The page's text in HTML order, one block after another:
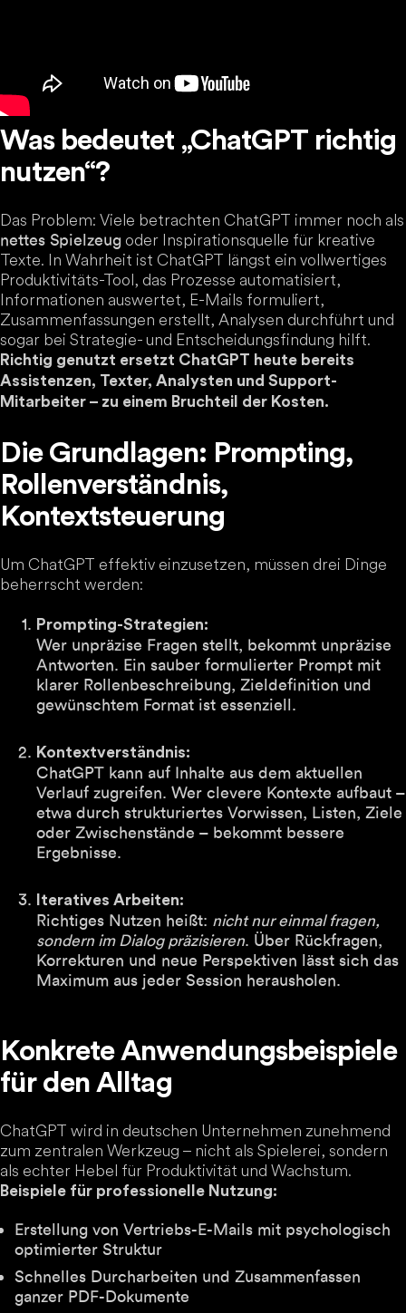
Was bedeutet „ChatGPT richtig
nutzen“?
Das Problem: Viele betrachten ChatGPT immer noch als
nettes Spielzeug oder Inspirationsquelle für kreative
Texte. In Wahrheit ist ChatGPT längst ein vollwertiges
Produktivitäts-Tool, das Prozesse automatisiert,
Informationen auswertet, E-Mails formuliert,
Zusammenfassungen erstellt, Analysen durchführt und
sogar bei Strategie- und Entscheidungsfindung hilft.
Richtig genutzt ersetzt ChatGPT heute bereits
Assistenzen, Texter, Analysten und Support-
Mitarbeiter – zu einem Bruchteil der Kosten.
Die Grundlagen: Prompting,
Rollenverständnis,
Kontextsteuerung
Um ChatGPT effektiv einzusetzen, müssen drei Dinge
beherrscht werden:
Prompting-Strategien:
Wer unpräzise Fragen stellt, bekommt unpräzise
Antworten. Ein sauber formulierter Prompt mit
klarer Rollenbeschreibung, Zieldefinition und
gewünschtem Format ist essenziell.
Kontextverständnis:
ChatGPT kann auf Inhalte aus dem aktuellen
Verlauf zugreifen. Wer clevere Kontexte aufbaut –
etwa durch strukturiertes Vorwissen, Listen, Ziele
oder Zwischenstände – bekommt bessere
Ergebnisse.
Iteratives Arbeiten:
Richtiges Nutzen heißt: nicht nur einmal fragen,
sondern im Dialog präzisieren. Über Rückfragen,
Korrekturen und neue Perspektiven lässt sich das
Maximum aus jeder Session herausholen.
Konkrete Anwendungsbeispiele
für den Alltag
ChatGPT wird in deutschen Unternehmen zunehmend
zum zentralen Werkzeug – nicht als Spielerei, sondern
als echter Hebel für Produktivität und Wachstum.
Beispiele für professionelle Nutzung:
Erstellung von Vertriebs-E-Mails mit psychologisch
optimierter Struktur
Schnelles Durcharbeiten und Zusammenfassen
ganzer PDF-Dokumente